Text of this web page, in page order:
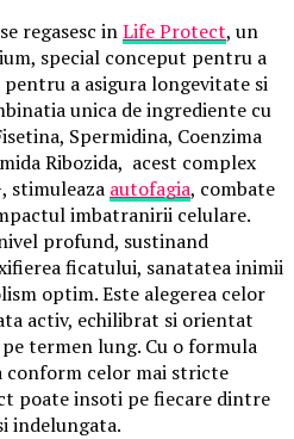
regasesc inLife Protect, un
special conceput pentru a
a asigura longevitate si
unica de ingrediente cu
Spermidina, Coenzima
Ribozida, acest complex
stimuleaza autofagia, combate
imbatranirii celulare.
profund, sustinand
ficatului, sanatatea inimii
optim. Este alegerea celor
activ, echilibrat si orientat
termen lung. Cu o formula
conform celor mai stricte
poate insoti pe fiecare dintre
indelungata.